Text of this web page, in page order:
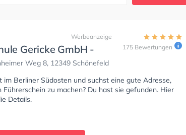
Gericke GmbH -
Weg 8, 12349 Schönefeld
Werbeanzeige
175 Bewertungen
im Berliner Südosten und suchst eine gute Adresse,
Führerschein zu machen? Du hast sie gefunden. Hier
Details.